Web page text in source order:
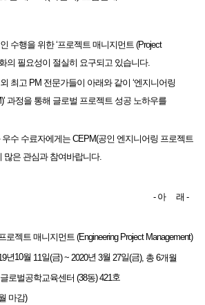
수행을 위한‘프로젝트 매니지먼트 (Project
의 필요성이 절실히 요구되고 있습니다.
최고 PM 전문가들이 아래와 같이 ‘엔지니어링
과정을 통해 글로벌 프로젝트 성공 노하우를
우수 수료자에게는 CEPM(공인 엔지니어링 프로젝트
많은 관심과 참여바랍니다.
아 래 -
로젝트 매니지먼트 (Engineering Project Management)
년10월 11일(금) ~ 2020년 3월 27일(금), 총 6개월
글로벌공학교육센터 (38동) 421호
마감)